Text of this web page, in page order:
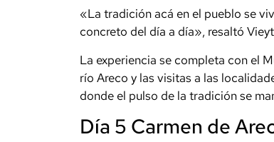
«La tradición acá en el pueblo se
concreto del día a día», resaltó
La experiencia se completa con el
río Areco y las visitas a las
donde el pulso de la tradición se
Día 5 Carmen de